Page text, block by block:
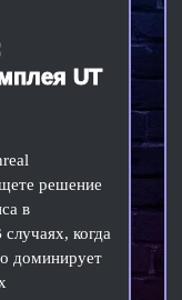
UT
решение
в
когда
доминирует